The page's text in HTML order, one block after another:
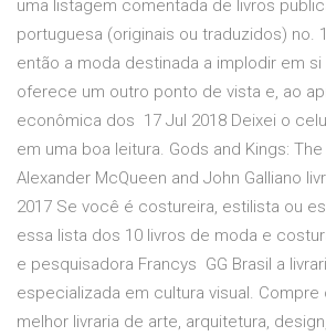
uma listagem comentada de livros
portuguesa (originais ou traduzidos) no.
então a moda destinada a implodir em si
oferece um outro ponto de vista e, ao
econômica dos 17 Jul 2018 Deixei o
em uma boa leitura. Gods and Kings:
Alexander McQueen and John Galliano
2017 Se você é costureira, estilista ou
essa lista dos 10 livros de moda e
e pesquisadora Francys GG Brasil a
especializada em cultura visual. Compre
melhor livraria de arte, arquitetura,